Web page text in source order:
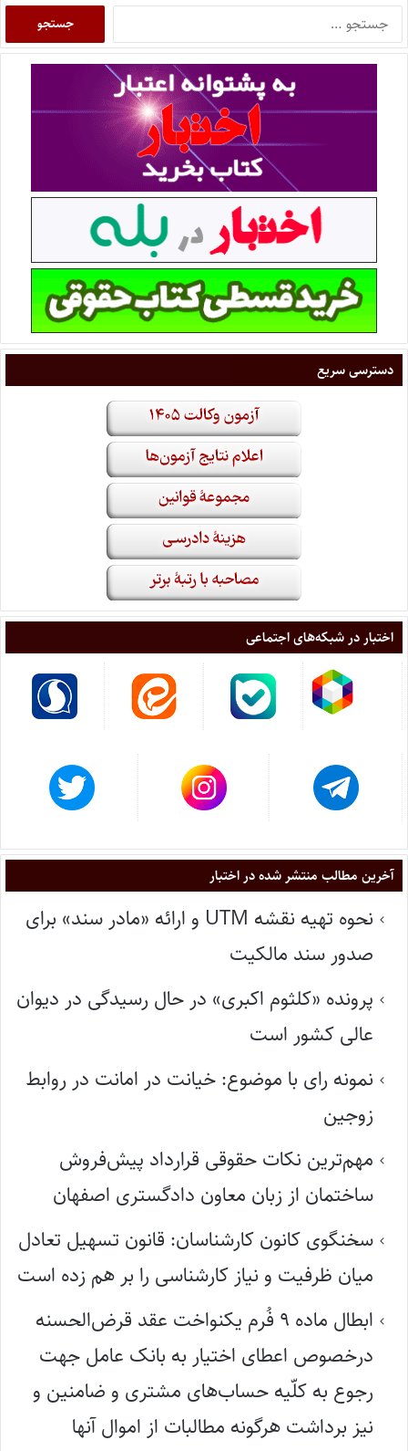
دسترسی سریع
اختبار در شبکه‌های اجتماعی
آخرین مطالب منتشر شده در اختبار
نحوه تهیه نقشه UTM و ارائه «مادر سند» برای
صدور سند مالکیت
پرونده «کلثوم اکبری» در حال رسیدگی در دیوان
عالی کشور است
نمونه رای با موضوع: خیانت در امانت در روابط
زوجین
مهم‌ترین نکات حقوقی قرارداد پیش‌فروش
ساختمان از زبان معاون دادگستری اصفهان
سخنگوی کانون کارشناسان: قانون تسهیل تعادل
میان ظرفیت و نیاز کارشناسی را بر هم زده است
ابطال ماده ۹ فُرم یکنواخت عقد قرض‌الحسنه
درخصوص اعطای اختیار به بانک عامل جهت
رجوع به کلّیه حساب‌های مشتری و ضامنین و
نیز برداشت هرگونه مطالبات از اموال آنها